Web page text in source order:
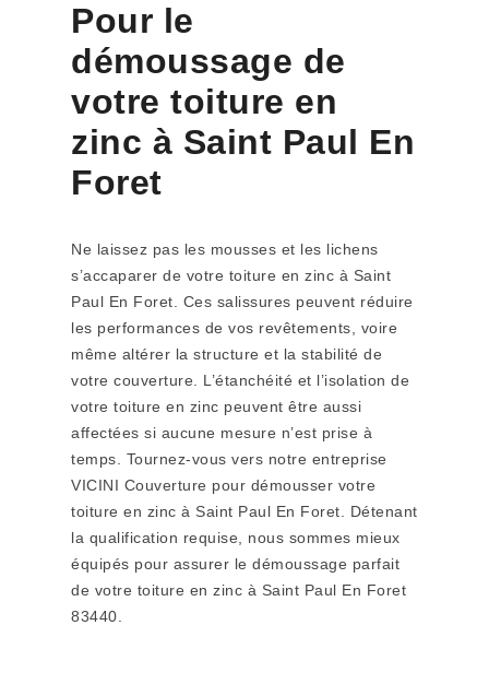
Pour le
démoussage de
votre toiture en
zinc à Saint Paul En
Foret
Ne laissez pas les mousses et les lichens
s’accaparer de votre toiture en zinc à Saint
Paul En Foret. Ces salissures peuvent réduire
les performances de vos revêtements, voire
même altérer la structure et la stabilité de
votre couverture. L’étanchéité et l’isolation de
votre toiture en zinc peuvent être aussi
affectées si aucune mesure n’est prise à
temps. Tournez-vous vers notre entreprise
VICINI Couverture pour démousser votre
toiture en zinc à Saint Paul En Foret. Détenant
la qualification requise, nous sommes mieux
équipés pour assurer le démoussage parfait
de votre toiture en zinc à Saint Paul En Foret
83440.